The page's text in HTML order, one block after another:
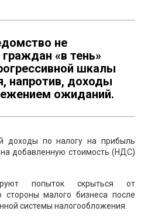
не
«в тень»
шкалы
напротив, доходы
ожиданий.
доходы по налогу на прибыль
добавленную стоимость (НДС)
попыток скрыться от
стороны малого бизнеса после
системы налогообложения.